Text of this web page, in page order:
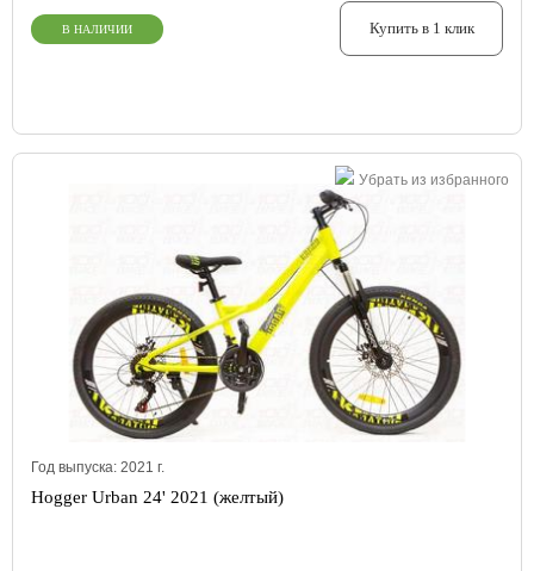
В НАЛИЧИИ Купить в 1 клик
Убрать из избранного
Год выпуска: 2021 г.
Hogger Urban 24' 2021 (желтый)